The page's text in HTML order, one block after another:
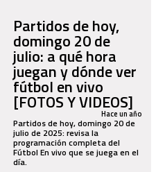
Partidos de hoy,
domingo 20 de
julio: a qué hora
juegan y dónde ver
fútbol en vivo
[FOTOS Y VIDEOS]
Hace un año
Partidos de hoy, domingo 20 de
julio de 2025: revisa la
programación completa del
Fútbol En vivo que se juega en el
día.